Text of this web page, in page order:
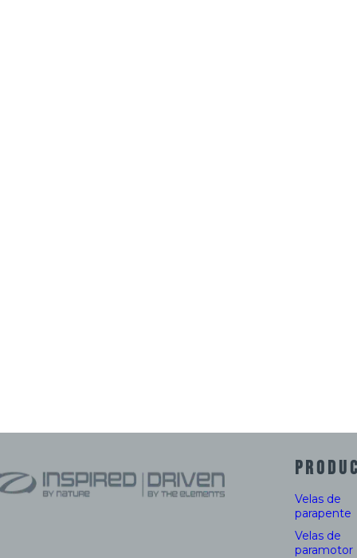
Velas de
parapente
Velas de
paramotor